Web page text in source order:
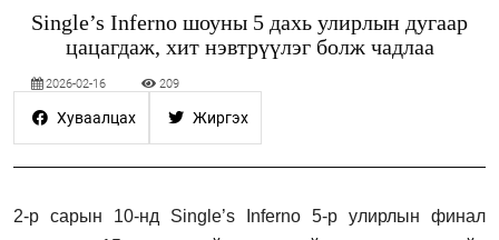
Single’s Inferno шоуны 5 дахь улирлын дугаар
цацагдаж, хит нэвтрүүлэг болж чадлаа
2026-02-16 209
Хуваалцах Жиргэх
2-р сарын 10-нд Single’s Inferno 5-р улирлын финал